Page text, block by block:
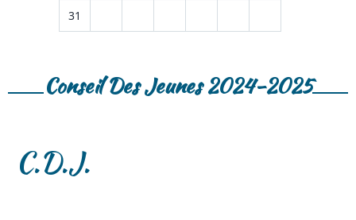
31
Conseil Des Jeunes 2024-2025
C.D.J.